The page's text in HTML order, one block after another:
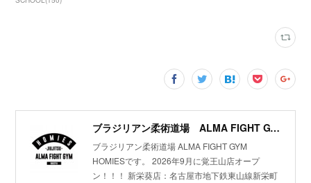
ブラジリアン柔術道場 ALMA FIGHT GYM HOMIES(ホーミーズ)
ブラジリアン柔術道場 ALMA FIGHT GYM
HOMIESです。 2026年9月に覚王山店オープ
ン！！！ 新栄葵店：名古屋市地下鉄東山線新栄町